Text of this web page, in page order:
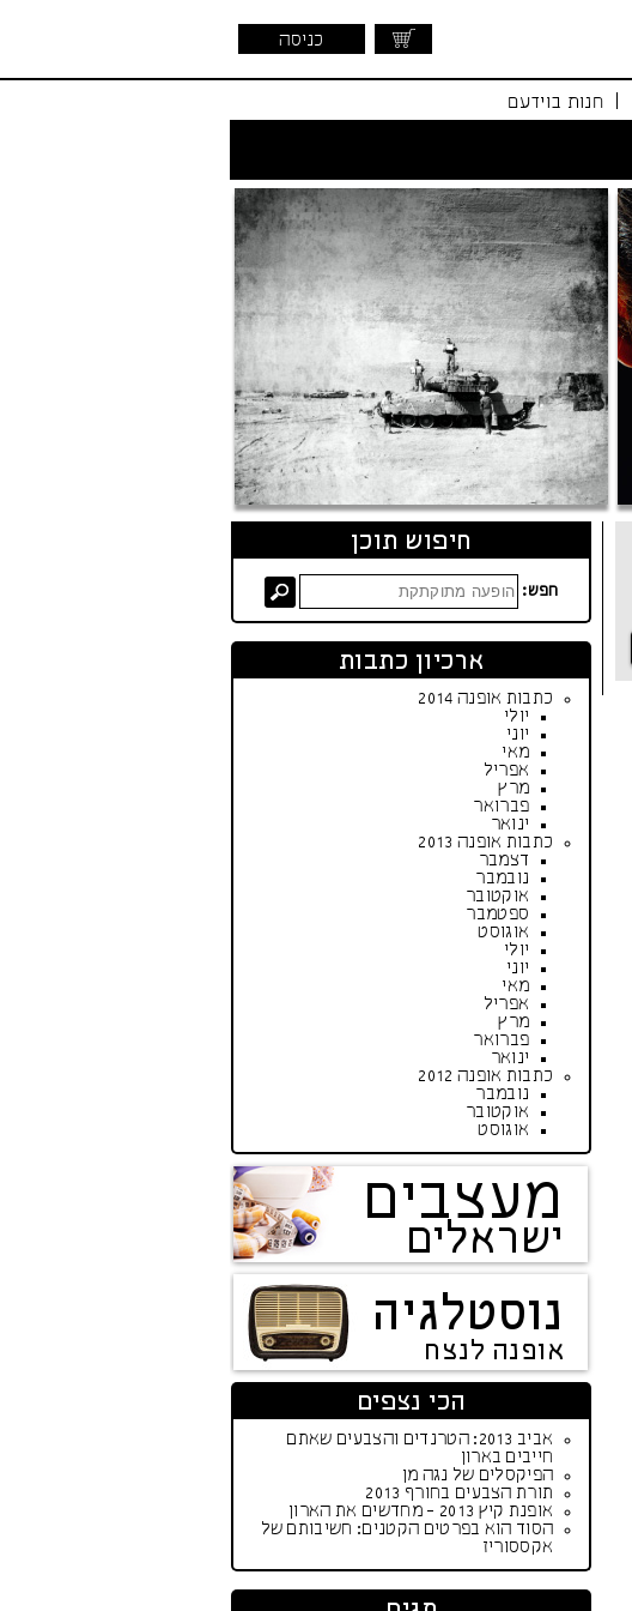
כניסה
חנות בוידעם
חיפוש תוכן
חפש:
ארכיון כתבות
כתבות אופנה 2014
יולי
יוני
מאי
אפריל
מרץ
פברואר
ינואר
כתבות אופנה 2013
דצמבר
נובמבר
אוקטובר
ספטמבר
אוגוסט
יולי
יוני
מאי
אפריל
מרץ
פברואר
ינואר
כתבות אופנה 2012
נובמבר
אוקטובר
אוגוסט
מעצבים
ישראלים
נוסטלגיה
אופנה לנצח
הכי נצפים
אביב 2013: הטרנדים והצבעים שאתם
חייבים בארון
הפיקסלים של נגה מן
תורת הצבעים בחורף 2013
אופנת קיץ 2013 - מחדשים את הארון
הסוד הוא בפרטים הקטנים: חשיבותם של
אקססוריז